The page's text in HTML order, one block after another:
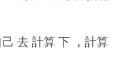
去 計算 下 ，計算